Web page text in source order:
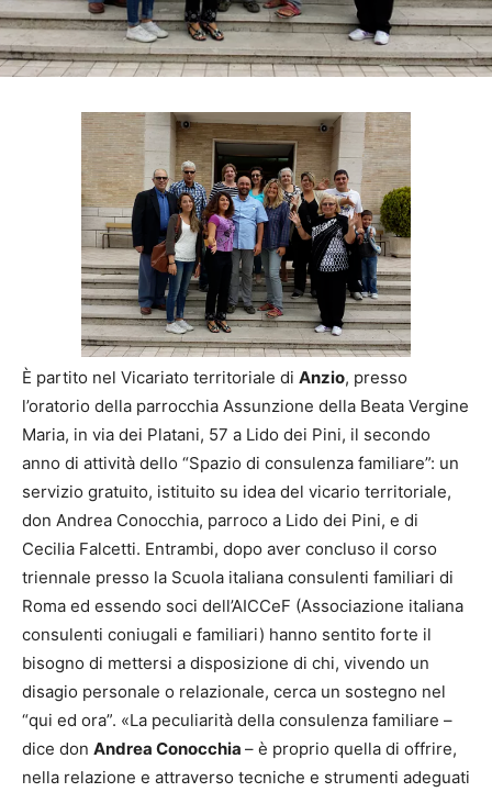
È partito nel Vicariato territoriale di Anzio, presso
l’oratorio della parrocchia Assunzione della Beata Vergine
Maria, in via dei Platani, 57 a Lido dei Pini, il secondo
anno di attività dello “Spazio di consulenza familiare”: un
servizio gratuito, istituito su idea del vicario territoriale,
don Andrea Conocchia, parroco a Lido dei Pini, e di
Cecilia Falcetti. Entrambi, dopo aver concluso il corso
triennale presso la Scuola italiana consulenti familiari di
Roma ed essendo soci dell’AICCeF (Associazione italiana
consulenti coniugali e familiari) hanno sentito forte il
bisogno di mettersi a disposizione di chi, vivendo un
disagio personale o relazionale, cerca un sostegno nel
“qui ed ora”. «La peculiarità della consulenza familiare –
dice don Andrea Conocchia – è proprio quella di offrire,
nella relazione e attraverso tecniche e strumenti adeguati